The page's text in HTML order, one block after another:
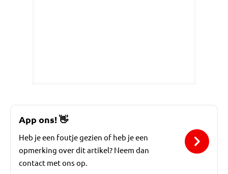
App ons!👋
Heb je een foutje gezien of heb je een
opmerking over dit artikel? Neem dan
contact met ons op.